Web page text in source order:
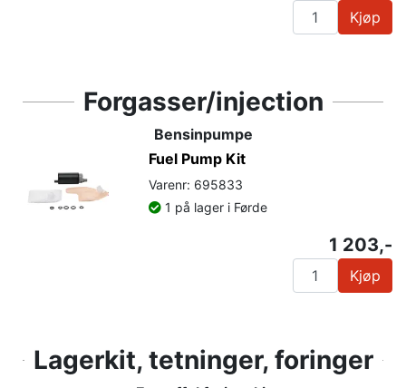
Kjøp
Forgasser/injection
Bensinpumpe
Fuel Pump Kit
Varenr: 695833
1 på lager i Førde
1 203,-
Kjøp
Lagerkit, tetninger, foringer